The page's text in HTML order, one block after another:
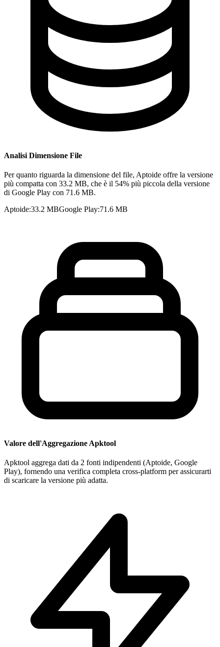
Analisi Dimensione File
Per quanto riguarda la dimensione del file, Aptoide offre la versione
più compatta con 33.2 MB, che è il 54% più piccola della versione
di Google Play con 71.6 MB.
Aptoide:33.2 MBGoogle Play:71.6 MB
Valore dell'Aggregazione Apktool
Apktool aggrega dati da 2 fonti indipendenti (Aptoide, Google
Play), fornendo una verifica completa cross-platform per assicurarti
di scaricare la versione più adatta.